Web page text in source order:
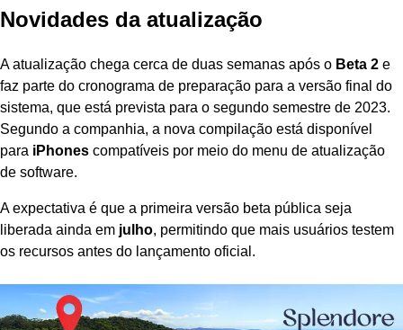
Novidades da atualização
A atualização chega cerca de duas semanas após o Beta 2 e
faz parte do cronograma de preparação para a versão final do
sistema, que está prevista para o segundo semestre de 2023.
Segundo a companhia, a nova compilação está disponível
para iPhones compatíveis por meio do menu de atualização
de software.
A expectativa é que a primeira versão beta pública seja
liberada ainda em julho, permitindo que mais usuários testem
os recursos antes do lançamento oficial.